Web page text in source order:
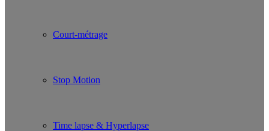
Court-métrage
Stop Motion
Time lapse & Hyperlapse